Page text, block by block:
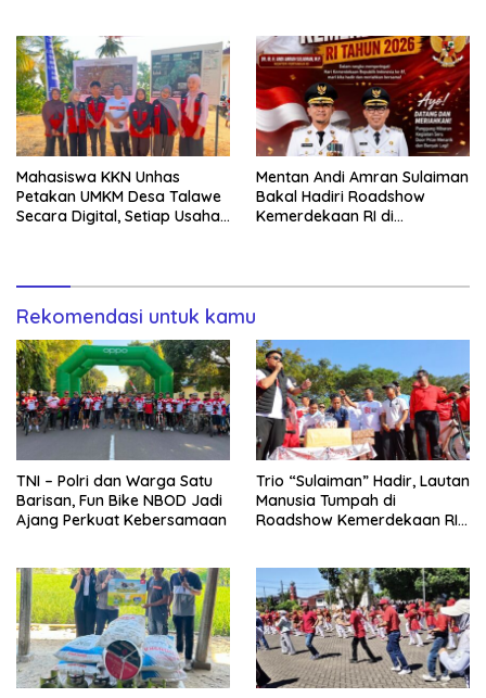
Mahasiswa KKN Unhas
Petakan UMKM Desa Talawe
Secara Digital, Setiap Usaha
Mentan Andi Amran Sulaiman
Bakal Hadiri Roadshow
Kemerdekaan RI di
Rekomendasi untuk kamu
TNI – Polri dan Warga Satu
Barisan, Fun Bike NBOD Jadi
Ajang Perkuat Kebersamaan
Trio “Sulaiman” Hadir, Lautan
Manusia Tumpah di
Roadshow Kemerdekaan RI